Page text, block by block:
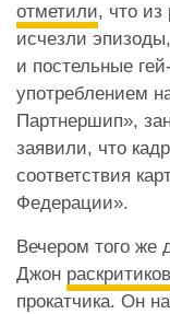
отметили, что из
исчезли
и постельные
употреблением
Партнершип»,
заявили, что
соответствия
Федерации».
Вечером того же
Джон
прокатчика. Он